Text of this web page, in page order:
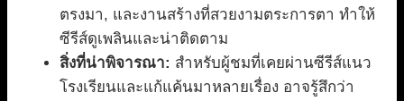
ตรงมา, และงานสร้างที่สวยงามตระการตา ทำให้
ซีรีส์ดูเพลินและน่าติดตาม
สิ่งที่น่าพิจารณา: สำหรับผู้ชมที่เคยผ่านซีรีส์แนว
โรงเรียนและแก้แค้นมาหลายเรื่อง อาจรู้สึกว่า